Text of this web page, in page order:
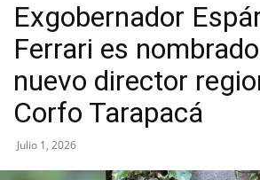
Exgobernador
Ferrari es
nuevo director
Corfo Tarapacá
Julio 1, 2026